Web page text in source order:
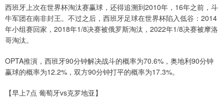
西班牙上次在世界杯淘汰赛赢球，还得追溯到2010年，16年之前，斗
牛军团在南非封王。不过之后，西班牙足球在世界杯陷入低谷：2014
年小组赛回家，2018年1/8决赛被俄罗斯淘汰，2022年1/8决赛被摩洛
哥淘汰。
OPTA推演，西班牙90分钟解决战斗的概率为70.6%，奥地利90分钟
赢球的概率为12.2%，双方90分钟打平的概率为17.3%。
【早上7点 葡萄牙vs克罗地亚】